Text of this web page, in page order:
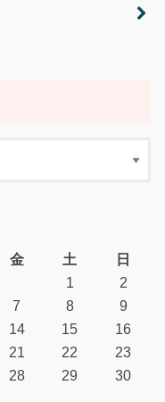
金 土
日
1
2
7 8
9
14 15
16
21 22
23
28 29
30